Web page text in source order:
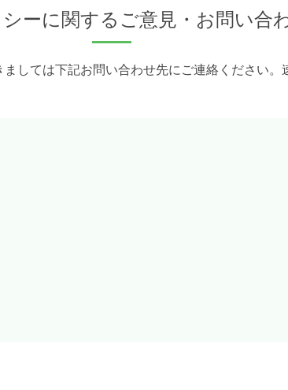
ーに関するご意見・お問い合
しては下記お問い合わせ先にご連絡ください。